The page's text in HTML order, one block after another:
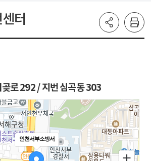
터
곶로 292 / 지번 심곡동 303
인천서부소방서